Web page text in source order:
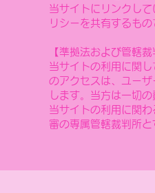
当サイトにリンクし
リシーを共有するも
【準拠法および管轄裁
当サイトの利用に関
のアクセスは、ユー
します。当方は一切
当サイトの利用に関
審の専属管轄裁判所と